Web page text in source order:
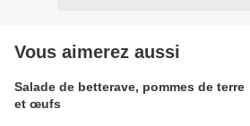
Vous aimerez aussi
Salade de betterave, pommes de terre
et œufs